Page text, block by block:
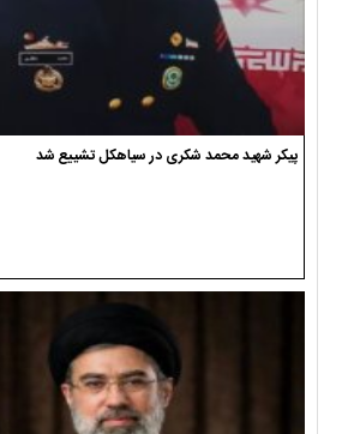
پیکر شهید محمد شکری در سیاهکل تشییع شد